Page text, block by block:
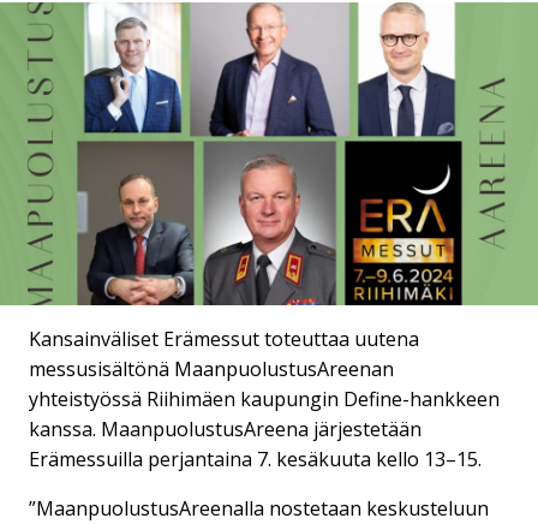
Kansainväliset Erämessut toteuttaa uutena
messusisältönä MaanpuolustusAreenan
yhteistyössä Riihimäen kaupungin Define-hankkeen
kanssa. MaanpuolustusAreena järjestetään
Erämessuilla perjantaina 7. kesäkuuta kello 13–15.
”MaanpuolustusAreenalla nostetaan keskusteluun